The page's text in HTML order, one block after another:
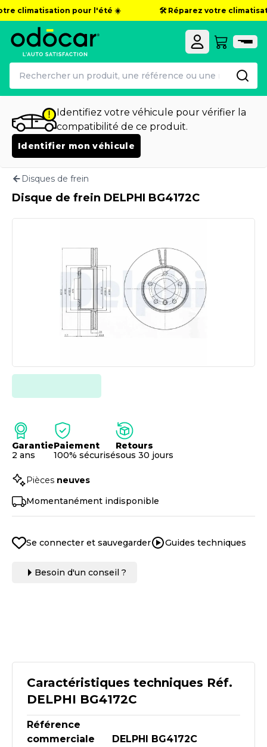
climatisation pour l'été ☀️ 🛠️ Réparez votre
Identifiez votre véhicule pour vérifier la
compatibilité de ce produit.
Identifier mon véhicule
Disques de frein
Caractéristiques techniques Réf.
DELPHI BG4172C
Référence
commerciale
DELPHI BG4172C
Disque de frein DELPHI BG4172C
Garantie
2 ans
Paiement
100% sécurisé
Retours
sous 30 jours
Pièces neuves
Momentanément indisponible
Se connecter et sauvegarder Guides techniques
Besoin d'un conseil ?